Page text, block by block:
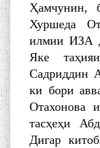
Ҳамчунин,
Хуршеда
илмии ИЗА
Яке
Садриддин
ки бори
Отахонова
тасҳеҳи
Дигар